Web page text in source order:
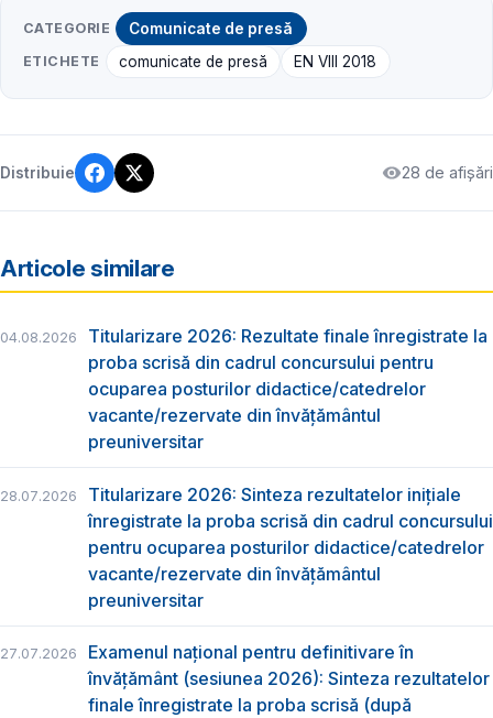
CATEGORIE Comunicate de presă
ETICHETE comunicate de presă EN VIII 2018
Distribuie 28 de afișări
Articole similare
04.08.2026
Titularizare 2026: Rezultate finale înregistrate la
proba scrisă din cadrul concursului pentru
ocuparea posturilor didactice/catedrelor
vacante/rezervate din învăţământul
preuniversitar
28.07.2026
Titularizare 2026: Sinteza rezultatelor inițiale
înregistrate la proba scrisă din cadrul concursului
pentru ocuparea posturilor didactice/catedrelor
vacante/rezervate din învăţământul
preuniversitar
27.07.2026
Examenul național pentru definitivare în
învățământ (sesiunea 2026): Sinteza rezultatelor
finale înregistrate la proba scrisă (după